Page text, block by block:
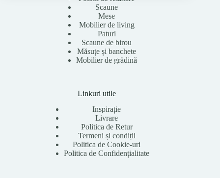
Scaune
Mese
Mobilier de living
Paturi
Scaune de birou
Măsuțe și banchete
Mobilier de grădină
Linkuri utile
Inspirație
Livrare
Politica de Retur
Termeni și condiții
Politica de Cookie-uri
Politica de Confidențialitate